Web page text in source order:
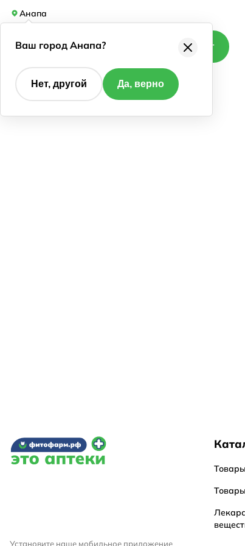
Анапа
Каталог
Установите наше мобильное приложение
Ваш город Анапа?
Нет, другой Да, верно